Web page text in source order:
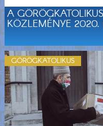
A
KÖZLEMÉNYE 2020.
GÖRÖGKATOLIKUS